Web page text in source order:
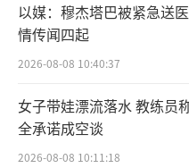
以媒：穆杰塔巴被紧急送
情传闻四起
2026-08-08 10:40:37
女子带娃漂流落水 教练员
全承诺成空谈
2026-08-08 10:11:18